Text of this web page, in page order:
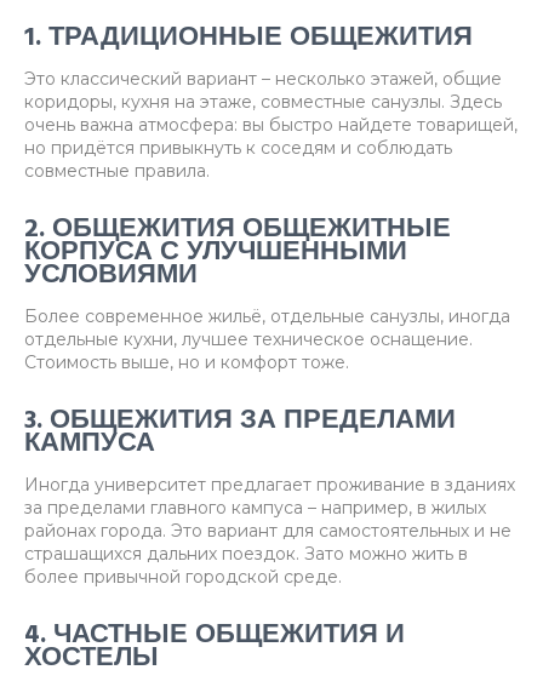
1. ТРАДИЦИОННЫЕ ОБЩЕЖИТИЯ
Это классический вариант – несколько этажей, общие
коридоры, кухня на этаже, совместные санузлы. Здесь
очень важна атмосфера: вы быстро найдете товарищей,
но придётся привыкнуть к соседям и соблюдать
совместные правила.
2. ОБЩЕЖИТИЯ ОБЩЕЖИТНЫЕ
КОРПУСА С УЛУЧШЕННЫМИ
УСЛОВИЯМИ
Более современное жильё, отдельные санузлы, иногда
отдельные кухни, лучшее техническое оснащение.
Стоимость выше, но и комфорт тоже.
3. ОБЩЕЖИТИЯ ЗА ПРЕДЕЛАМИ
КАМПУСА
Иногда университет предлагает проживание в зданиях
за пределами главного кампуса – например, в жилых
районах города. Это вариант для самостоятельных и не
страшащихся дальних поездок. Зато можно жить в
более привычной городской среде.
4. ЧАСТНЫЕ ОБЩЕЖИТИЯ И
ХОСТЕЛЫ